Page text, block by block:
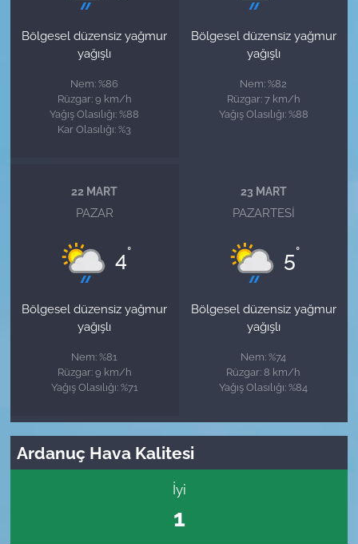
Bölgesel düzensiz yağmur
yağışlı
Nem: %86
Rüzgar: 9 km/h
Yağış Olasılığı: %88
Kar Olasılığı: %3
Bölgesel düzensiz yağmur
yağışlı
Nem: %82
Rüzgar: 7 km/h
Yağış Olasılığı: %88
22 MART
PAZAR
4°
Bölgesel düzensiz yağmur
yağışlı
Nem: %81
Rüzgar: 9 km/h
Yağış Olasılığı: %71
23 MART
PAZARTESI
5°
Bölgesel düzensiz yağmur
yağışlı
Nem: %74
Rüzgar: 8 km/h
Yağış Olasılığı: %84
Ardanuç Hava Kalitesi
İyi
1